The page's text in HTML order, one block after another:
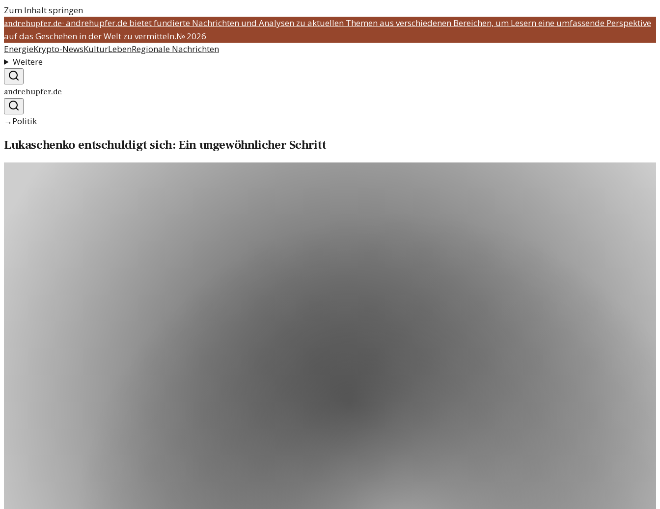
Zum Inhalt springen
andrehupfer.de· andrehupfer.de bietet fundierte Nachrichten und Analysen zu aktuellen Themen aus verschiedenen Bereichen, um Lesern eine umfassende Perspektive
auf das Geschehen in der Welt zu vermitteln.№ 2026
EnergieKrypto-NewsKulturLebenRegionale Nachrichten
Weitere
andrehupfer.de
→Politik
Lukaschenko entschuldigt sich: Ein ungewöhnlicher Schritt